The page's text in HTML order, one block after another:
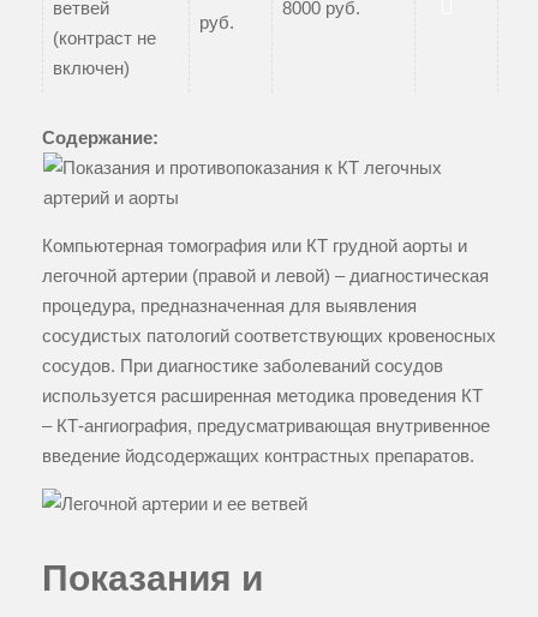
ветвей
(контраст не
включен)
руб.
8000 руб.
Содержание:
Компьютерная томография или КТ грудной аорты и
легочной артерии (правой и левой) – диагностическая
процедура, предназначенная для выявления
сосудистых патологий соответствующих кровеносных
сосудов. При диагностике заболеваний сосудов
используется расширенная методика проведения КТ
– КТ-ангиография, предусматривающая внутривенное
введение йодсодержащих контрастных препаратов.
Показания и